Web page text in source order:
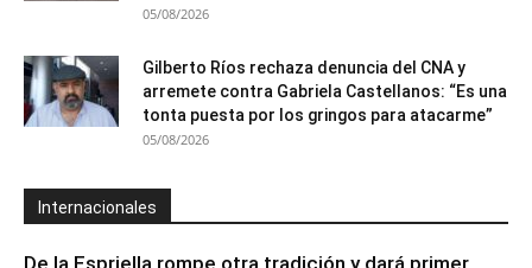
05/08/2026
Gilberto Ríos rechaza denuncia del CNA y
arremete contra Gabriela Castellanos: “Es una
tonta puesta por los gringos para atacarme”
05/08/2026
Internacionales
De la Espriella rompe otra tradición y dará primer